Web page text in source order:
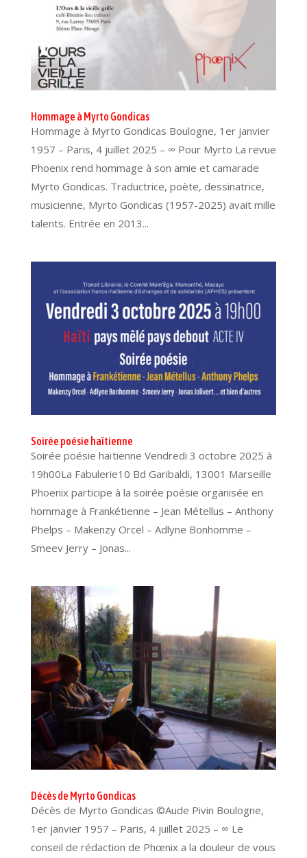
Hommage à Myrto Gondicas
Hommage à Myrto Gondicas Boulogne, 1er janvier
1957 – Paris, 4 juillet 2025 – ∞ Pour Myrto La revue
Phoenix rend hommage à son amie et camarade
Myrto Gondicas. Traductrice, poète, dessinatrice,
musicienne, Myrto Gondicas (1957-2025) avait mille
talents. Entrée en 2013...
Soirée poésie haïtienne
Soirée poésie haïtienne Vendredi 3 octobre 2025 à
19h00La Fabulerie10 Bd Garibaldi, 13001 Marseille
Phoenix participe à la soirée poésie organisée en
hommage à Frankétienne – Jean Métellus – Anthony
Phelps – Makenzy Orcel – Adlyne Bonhomme –
Smeev Jerry – Jonas...
Décès de Myrto Gondicas
Décès de Myrto Gondicas ©Aude Pivin Boulogne,
1er janvier 1957 – Paris, 4 juillet 2025 – ∞ Le
conseil de rédaction de Phœnix a la douleur de vous